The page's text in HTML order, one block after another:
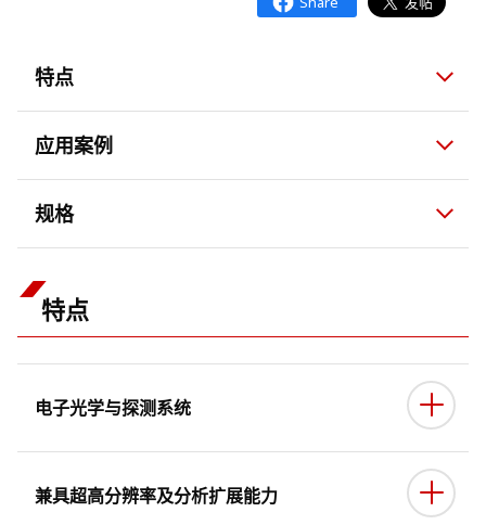
特点
应用案例
规格
特点
电子光学与探测系统
兼具超高分辨率及分析扩展能力